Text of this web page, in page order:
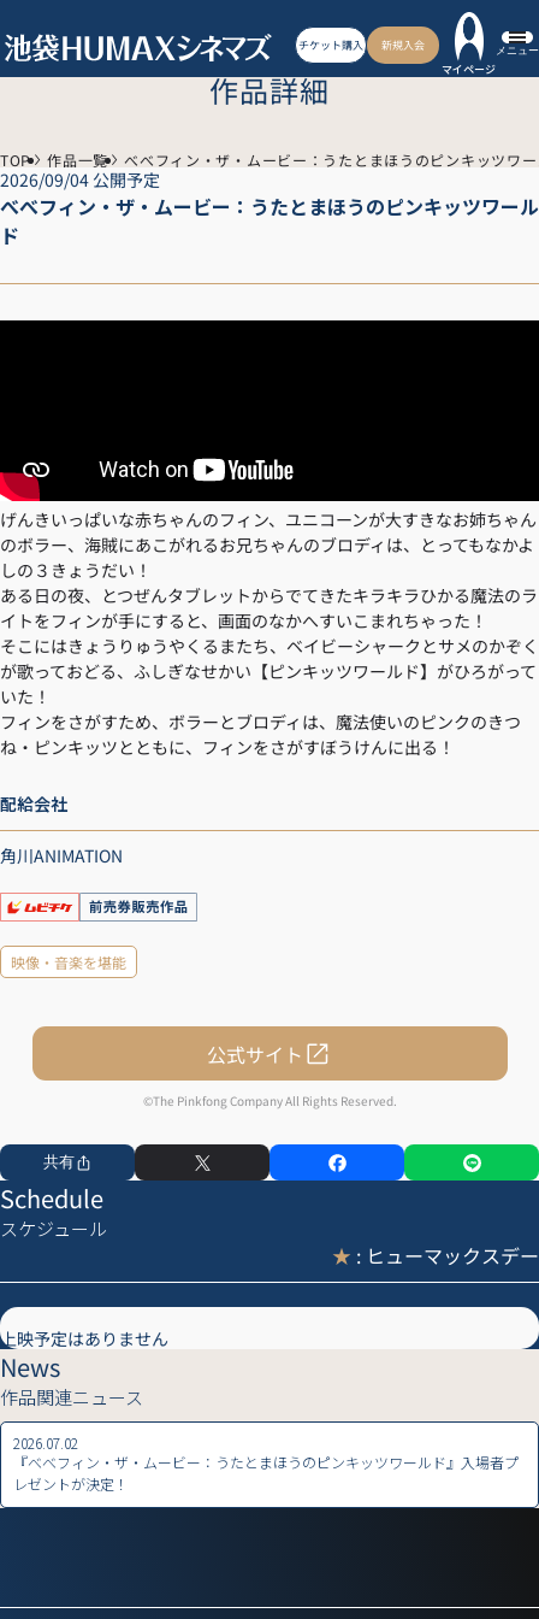
チケット購入
新規入会
マイページ
メニュー
作品詳細
TOP 作品一覧 べべフィン・ザ・ムービー：うたとまほうのピンキッツワ
2026/09/04 公開予定
べべフィン・ザ・ムービー：うたとまほうのピンキッツワール
ド
げんきいっぱいな赤ちゃんのフィン、ユニコーンが大すきなお姉ちゃん
のボラー、海賊にあこがれるお兄ちゃんのブロディは、とってもなかよ
しの３きょうだい！
ある日の夜、とつぜんタブレットからでてきたキラキラひかる魔法のラ
イトをフィンが手にすると、画面のなかへすいこまれちゃった！
そこにはきょうりゅうやくるまたち、ベイビーシャークとサメのかぞく
が歌っておどる、ふしぎなせかい【ピンキッツワールド】がひろがって
いた！
フィンをさがすため、ボラーとブロディは、魔法使いのピンクのきつ
ね・ピンキッツとともに、フィンをさがすぼうけんに出る！
配給会社
角川ANIMATION
映像・音楽を堪能
公式サイト
©The Pinkfong Company All Rights Reserved.
共有
Schedule
スケジュール
★ : ヒューマックスデー
上映予定はありません
News
作品関連ニュース
2026.07.02
『べべフィン・ザ・ムービー：うたとまほうのピンキッツワールド』入場者プ
レゼントが決定！